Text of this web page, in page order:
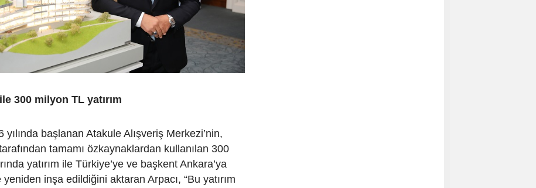
300 milyon TL yatırım
yılında başlanan Atakule Alışveriş Merkezi’nin,
tamamı özkaynaklardan kullanılan 300
yatırım ile Türkiye’ye ve başkent Ankara’ya
yeniden inşa edildiğini aktaran Arpacı, “Bu yatırım